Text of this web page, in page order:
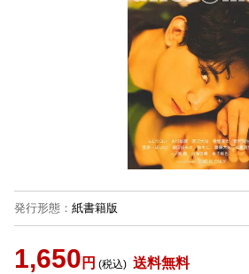
発行形態 ： 紙書籍版
1,650 円 (税込) 送料無料